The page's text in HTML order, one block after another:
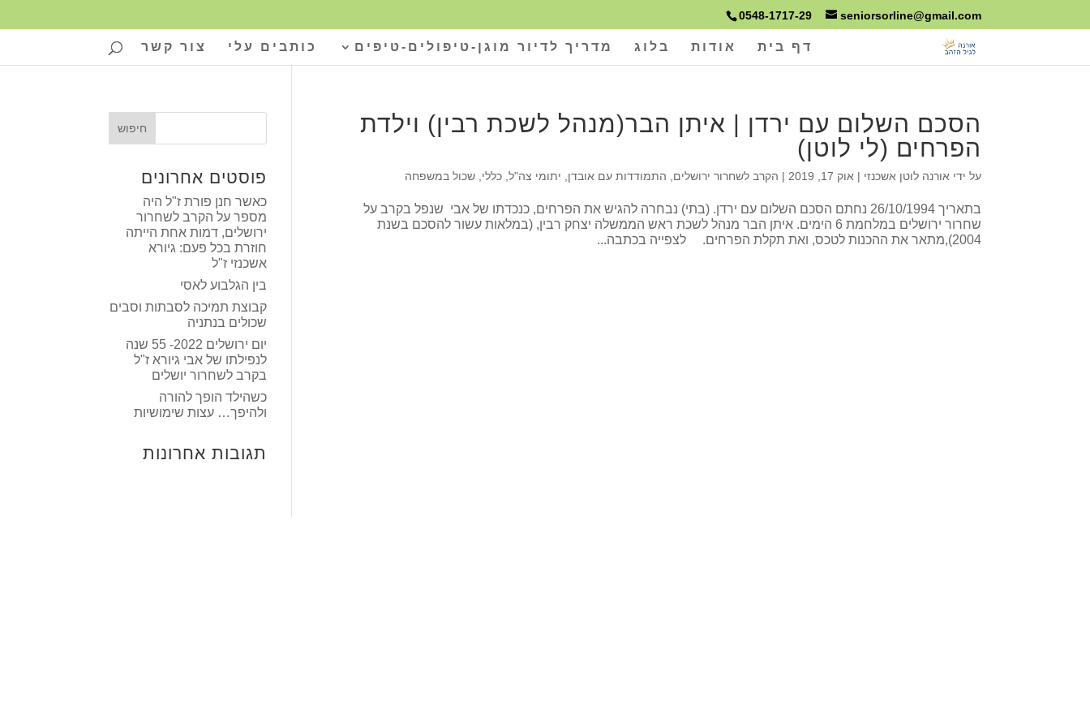
0548-1717-29 seniorsorline@gmail.com
דף בית אודות בלוג מדריך לדיור מוגן-טיפולים-טיפים כותבים עלי צור קשר
הסכם השלום עם ירדן | איתן הבר(מנהל לשכת רבין) וילדת
הפרחים (לי לוטן)
על ידי אורנה לוטן אשכנזי | אוק 17, 2019 | הקרב לשחרור ירושלים התמודדות עם אובדן יתומי צה"ל ,כללי ,שכול במשפחה
בתאריך 26/10/1994 נחתם הסכם השלום עם ירדן. (בתי) נבחרה להגיש את הפרחים, כנכדתו של אבי שנפל בקרב על
שחרור ירושלים במלחמת 6 הימים. איתן הבר מנהל לשכת ראש הממשלה יצחק רבין, (במלאות עשור להסכם בשנת
2004),מתאר את ההכנות לטכס, ואת תקלת הפרחים. לצפייה בכתבה...
פוסטים אחרונים
כאשר חנן פורת ז"ל היה
מספר על הקרב לשחרור
ירושלים, דמות אחת הייתה
חוזרת בכל פעם: גיורא
אשכנזי ז"ל
בין הגלבוע לאסי
קבוצת תמיכה לסבתות וסבים
שכולים בנתניה
יום ירושלים 2022- 55 שנה
לנפילתו של אבי גיורא ז"ל
בקרב לשחרור יושלים
כשהילד הופך להורה
ולהיפך… עצות שימושיות
תגובות אחרונות